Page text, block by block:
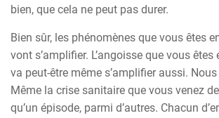
bien, que cela ne peut pas durer.
Bien sûr, les phénomènes que vous êtes
vont s’amplifier. L’angoisse que vous
va peut-être même s’amplifier aussi.
Même la crise sanitaire que vous venez
qu’un épisode, parmi d’autres. Chacun